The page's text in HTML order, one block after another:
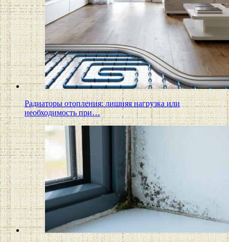
Радиаторы отопления: лишняя нагрузка или
необходимость при…